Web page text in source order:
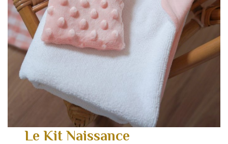
Le Kit Naissance